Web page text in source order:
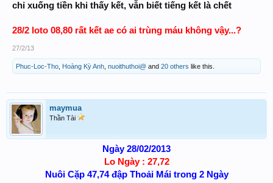
chỉ xuống tiền khi thấy kết, vẫn biết tiếng kết là chết
28/2 loto 08,80 rất kết ae có ai trùng máu không vậy...?
27/2/13
Phuc-Loc-Tho Hoàng Kỳ Anh nuoithuthoi@ and 20 others like this.
maymua
Thần Tài
Ngày 28/02/2013
Lo Ngày : 27,72
Nuôi Cặp 47,74 đập Thoải Mái trong 2 Ngày